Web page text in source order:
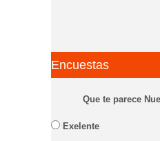
Encuestas
Que te parece
Exelente